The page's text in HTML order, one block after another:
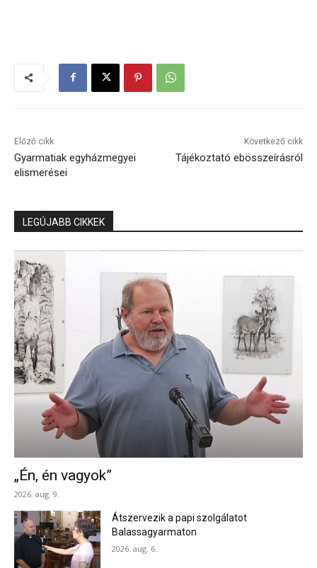
Előző cikk
Gyarmatiak egyházmegyei
elismerései
Következő cikk
Tájékoztató ebösszeírásról
LEGÚJABB CIKKEK
„Én, én vagyok”
2026. aug. 9.
Átszervezik a papi szolgálatot
Balassagyarmaton
2026. aug. 6.